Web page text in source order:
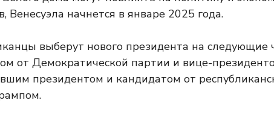
Венесуэла начнется в январе 2025 года.
выберут нового президента на следующие
от Демократической партии и вице-
президентом и кандидатом от